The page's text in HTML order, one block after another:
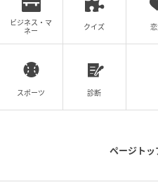
michill
ラながらもアイデアの詰ま
す。
なんとこれ、水切り穴が
ビジネス・マ
ネー
クイズ
スポーツ 診断
ページトッ